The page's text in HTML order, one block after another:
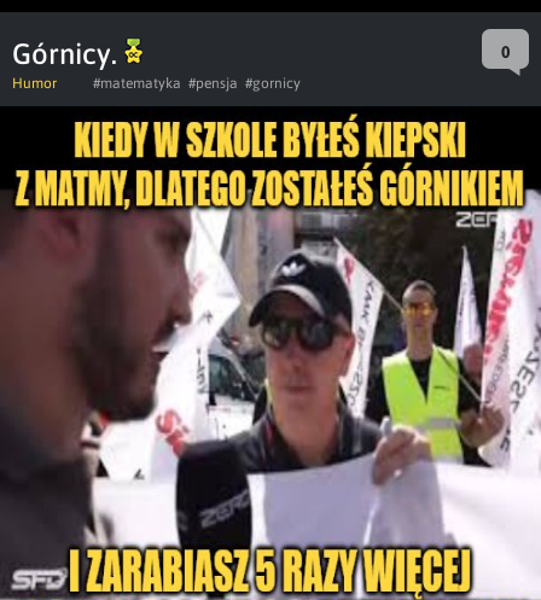
Górnicy. 0
Humor #matematyka #pensja #gornicy